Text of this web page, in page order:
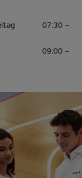
07:30 -
09:00 -